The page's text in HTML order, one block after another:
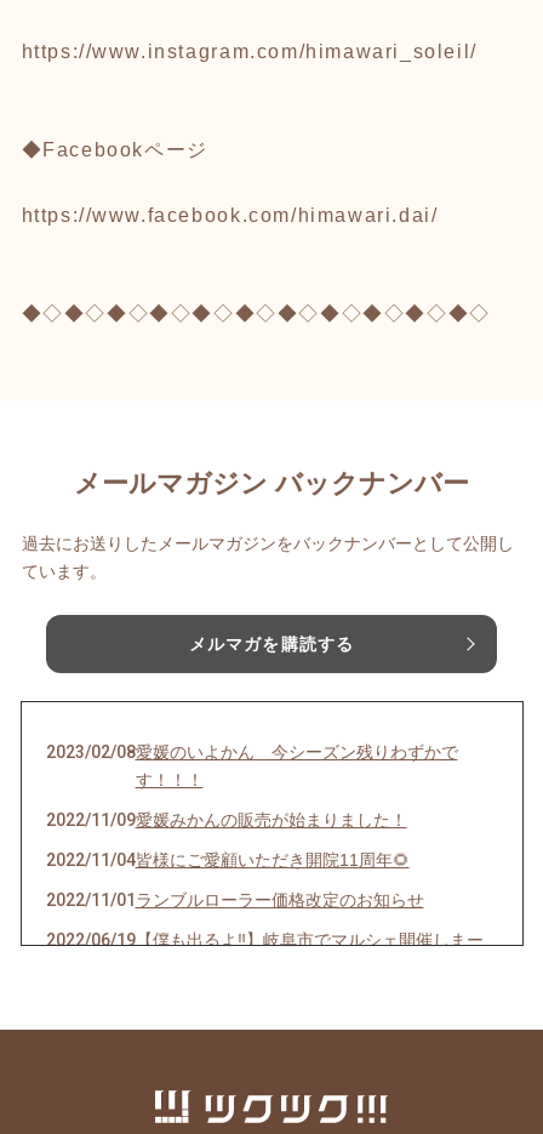
https://www.instagram.com/himawari_soleil/
◆Facebookページ
https://www.facebook.com/himawari.dai/
◆◇◆◇◆◇◆◇◆◇◆◇◆◇◆◇◆◇◆◇◆◇
メールマガジン バックナンバー
過去にお送りしたメールマガジンをバックナンバーとして公開し
ています。
メルマガを購読する
2023/02/08愛媛のいよかん 今シーズン残りわずかで
す！！！
2022/11/09愛媛みかんの販売が始まりました！
2022/11/04皆様にご愛顧いただき開院11周年🌻
2022/11/01 ランブルローラー価格改定のお知らせ
2022/06/19【僕も出るよ‼️】岐阜市でマルシェ開催しまー
明日18時発表です！！！
甘平（かんぺい）知ってますか？